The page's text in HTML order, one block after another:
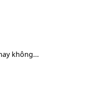
không...